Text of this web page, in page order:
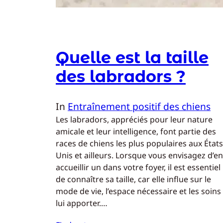
Quelle est la taille
des labradors ?
In Entraînement positif des chiens
Les labradors, appréciés pour leur nature
amicale et leur intelligence, font partie des
races de chiens les plus populaires aux
Unis et ailleurs. Lorsque vous envisagez d’en
accueillir un dans votre foyer, il est essentiel
de connaître sa taille, car elle influe sur le
mode de vie, l’espace nécessaire et les soins
lui apporter.…